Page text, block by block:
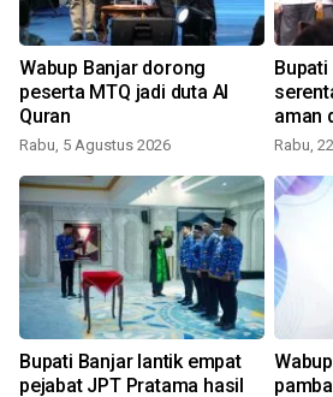
Wabup Banjar dorong
peserta MTQ jadi duta Al
Quran
Rabu, 5 Agustus 2026
aman
Rabu,
Bupati Banjar lantik empat
pejabat JPT Pratama hasil